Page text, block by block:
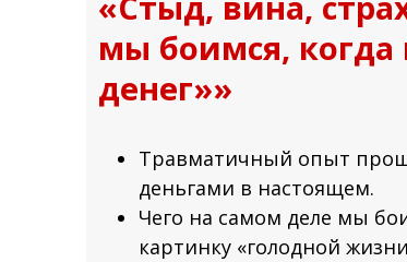
мы боимся, когда
денег»»
Травматичный опыт
деньгами в настоящем.
Чего на самом деле мы
картинку «голодной